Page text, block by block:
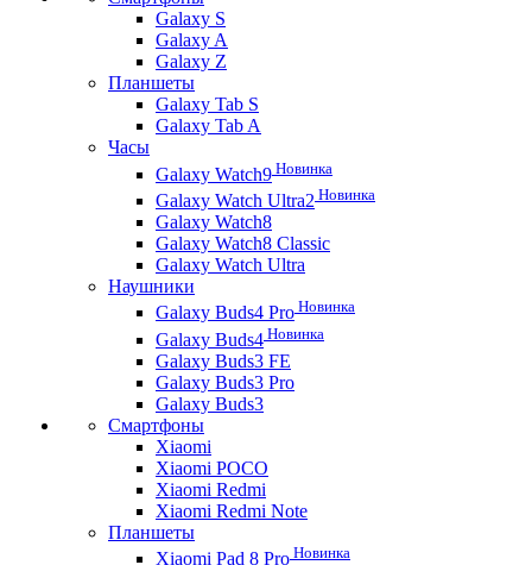
Galaxy S
Galaxy A
Galaxy Z
Планшеты
Galaxy Tab S
Galaxy Tab A
Часы
Galaxy Watch9 Новинка
Galaxy Watch Ultra2 Новинка
Galaxy Watch8
Galaxy Watch8 Classic
Galaxy Watch Ultra
Наушники
Galaxy Buds4 Pro Новинка
Galaxy Buds4 Новинка
Galaxy Buds3 FE
Galaxy Buds3 Pro
Galaxy Buds3
Смартфоны
Xiaomi
Xiaomi POCO
Xiaomi Redmi
Xiaomi Redmi Note
Планшеты
Xiaomi Pad 8 Pro Новинка